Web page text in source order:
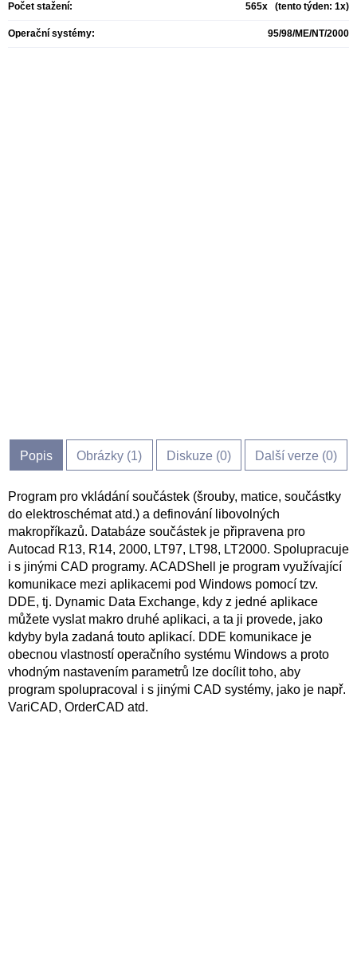
Počet stažení: 565x (tento týden: 1x)
Operační systémy: 95/98/ME/NT/2000
Popis Obrázky (1) Diskuze (0) Další verze (0)
Program pro vkládání součástek (šrouby, matice, součástky
do elektroschémat atd.) a definování libovolných
makropříkazů. Databáze součástek je připravena pro
Autocad R13, R14, 2000, LT97, LT98, LT2000. Spolupracuje
i s jinými CAD programy. ACADShell je program využívající
komunikace mezi aplikacemi pod Windows pomocí tzv.
DDE, tj. Dynamic Data Exchange, kdy z jedné aplikace
můžete vyslat makro druhé aplikaci, a ta ji provede, jako
kdyby byla zadaná touto aplikací. DDE komunikace je
obecnou vlastností operačního systému Windows a proto
vhodným nastavením parametrů lze docílit toho, aby
program spolupracoval i s jinými CAD systémy, jako je např.
VariCAD, OrderCAD atd.